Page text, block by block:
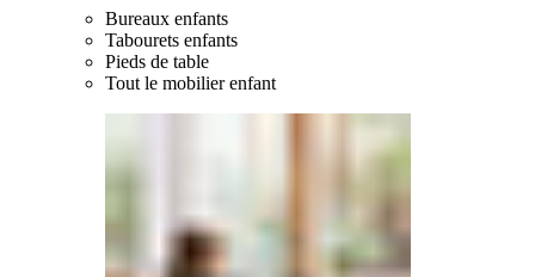
Bureaux enfants
Tabourets enfants
Pieds de table
Tout le mobilier enfant